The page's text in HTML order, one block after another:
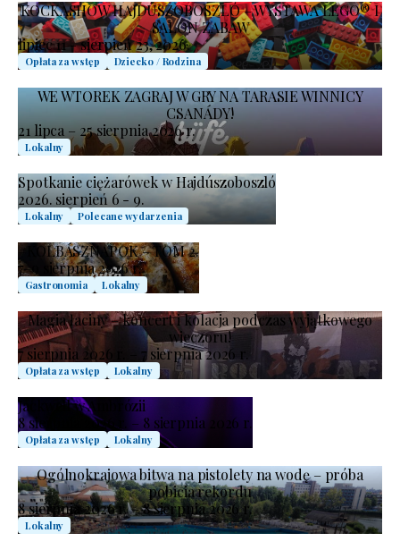
KOCKASHOW HAJDÚSZOBOSZLÓ – WYSTAWA LEGO® I
SALON ZABAW
lipiec 11 - sierpień 23, 2026.
Opłata za wstęp Dziecko / Rodzina
WE WTOREK ZAGRAJ W GRY NA TARASIE WINNICY
CSANÁDY!
21 lipca – 25 sierpnia 2026 r.
Lokalny
Spotkanie ciężarówek w Hajdúszoboszló
2026. sierpień 6 - 9.
Lokalny Polecane wydarzenia
#KOLBÁSZNAPOK – TOM 2.
7–9 sierpnia 2026 r.
Gastronomia Lokalny
Magia łaciny – koncert i kolacja podczas wyjątkowego
wieczoru!
7 sierpnia 2026 r. – 7 sierpnia 2026 r.
Opłata za wstęp Lokalny
Jackwell w Ambrózii
8 sierpnia 2026 r. – 8 sierpnia 2026 r.
Opłata za wstęp Lokalny
Ogólnokrajowa bitwa na pistolety na wodę – próba
pobicia rekordu
8 sierpnia 2026 r. – 8 sierpnia 2026 r.
Lokalny